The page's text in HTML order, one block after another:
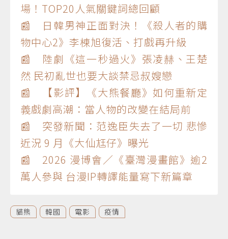
場！TOP20人氣關鍵詞總回顧
📰 日韓男神正面對決！《殺人者的購
物中心2》李棟旭復活、打戲再升級
📰 陸劇《這一秒過火》張凌赫、王楚
然 民初亂世也要大談禁忌叔嫂戀
📰 【影評】《大熊餐廳》如何重新定
義戲劇高潮：當人物的改變在結局前
📰 突發新聞：范逸臣失去了一切 悲慘
近況 9 月《大仙尪仔》曝光
📰 2026 漫博會／《臺灣漫畫館》逾2
萬人參與 台漫IP轉譯能量寫下新篇章
貓熊 韓國 電影 疫情